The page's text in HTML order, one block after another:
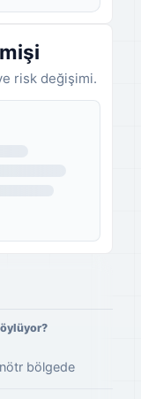
risk değişimi.
bölgede